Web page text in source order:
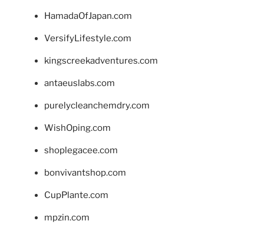
HamadaOfJapan.com
VersifyLifestyle.com
kingscreekadventures.com
antaeuslabs.com
purelycleanchemdry.com
WishOping.com
shoplegacee.com
bonvivantshop.com
CupPlante.com
mpzin.com